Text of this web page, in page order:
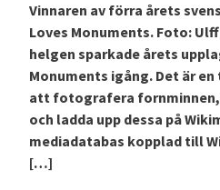
Vinnaren av förra årets
Loves Monuments. Foto:
helgen sparkade årets
Monuments igång. Det är
att fotografera
och ladda upp dessa på
mediadatabas kopplad till
[…]